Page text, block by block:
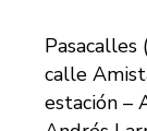
Pasacalles
calle
estación –